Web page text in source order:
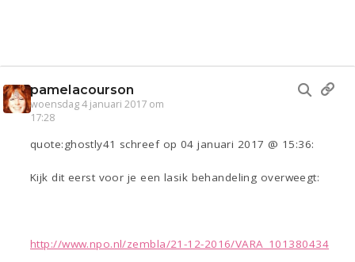
pamelacourson
woensdag 4 januari 2017 om
17:28
quote:ghostly41 schreef op 04 januari 2017 @ 15:36:
Kijk dit eerst voor je een lasik behandeling overweegt:
http://www.npo.nl/zembla/21-12-2016/VARA_101380434